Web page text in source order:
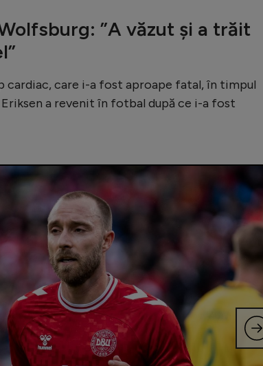
”A văzut și a trăit
cardiac, care i-a fost aproape fatal, în timpul
Eriksen a revenit în fotbal după ce i-a fost